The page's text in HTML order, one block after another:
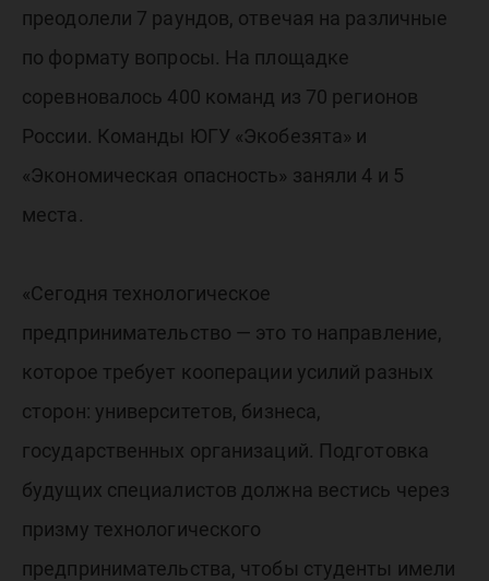
преодолели 7 раундов, отвечая на различные
по формату вопросы. На площадке
соревновалось 400 команд из 70 регионов
России. Команды ЮГУ «Экобезята» и
«Экономическая опасность» заняли 4 и 5
места.
«Сегодня технологическое
предпринимательство — это то направление,
которое требует кооперации усилий разных
сторон: университетов, бизнеса,
государственных организаций. Подготовка
будущих специалистов должна вестись через
призму технологического
предпринимательства, чтобы студенты имели